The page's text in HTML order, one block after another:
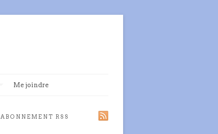
Me joindre
ABONNEMENT RSS